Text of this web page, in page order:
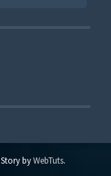
byWebTuts.